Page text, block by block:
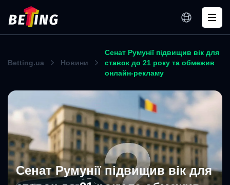
Betting.ua Новини
Сенат Румунії підвищив вік для
ставок до 21 року та обмежив
онлайн-рекламу
Сенат Румунії підвищив вік для